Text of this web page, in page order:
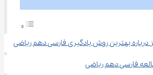
بهترین روش یادگیری فارسی دهم ریاضی
فارسی دهم ریاضی